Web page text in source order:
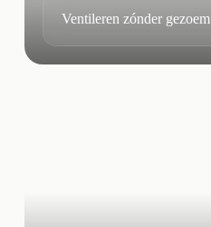
Ventileren zónder gezoem